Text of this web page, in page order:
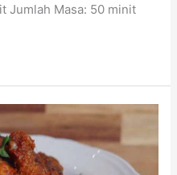
Jumlah Masa: 50 minit